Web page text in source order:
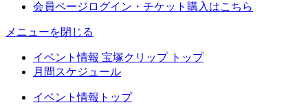
会員ページログイン・チケット購入はこちら
メニューを閉じる
イベント情報 宝塚クリップ トップ
月間スケジュール
イベント情報トップ